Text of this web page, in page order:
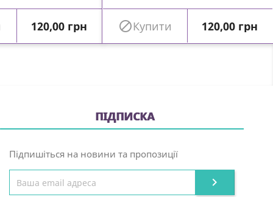
Ціна
120,00 грн Купити Ціна
120,00 грн
ПІДПИСКА
Підпишіться на новини та пропозиції
